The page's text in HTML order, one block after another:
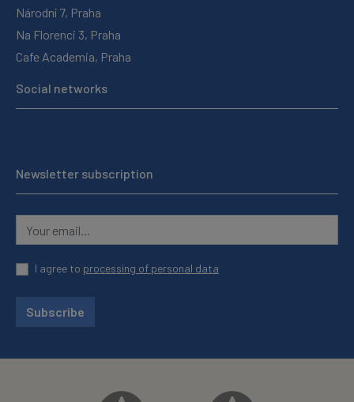
Národní 7, Praha
Na Florenci 3, Praha
Cafe Academia, Praha
Social networks
Newsletter subscription
I agree to processing of personal data
Subscribe